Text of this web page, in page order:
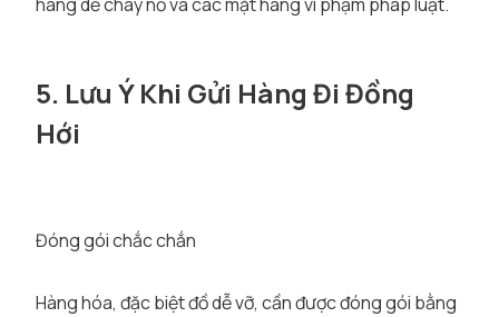
5. Lưu Ý Khi Gửi Hàng Đi Đồng
Hới
Đóng gói chắc chắn
Hàng hóa, đặc biệt đồ dễ vỡ, cần được đóng gói bằng